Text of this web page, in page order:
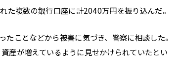
た複数の銀行口座に計2040万円を振り込んだ。
ことなどから被害に気づき、警察に相談した。
産が増えているように見せかけられていたとい